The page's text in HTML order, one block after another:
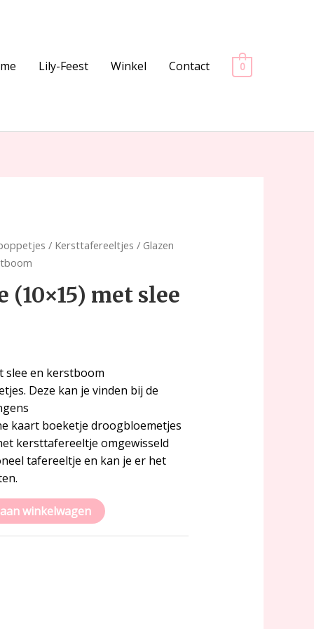
Lily-Feest Winkel Contact 0
/ Kersttafereeltjes / Glazen
(10×15) met slee
slee en kerstboom
Deze kan je vinden bij de
kaart boeketje droogbloemetjes
kersttafereeltje omgewisseld
tafereeltje en kan je er het
winkelwagen